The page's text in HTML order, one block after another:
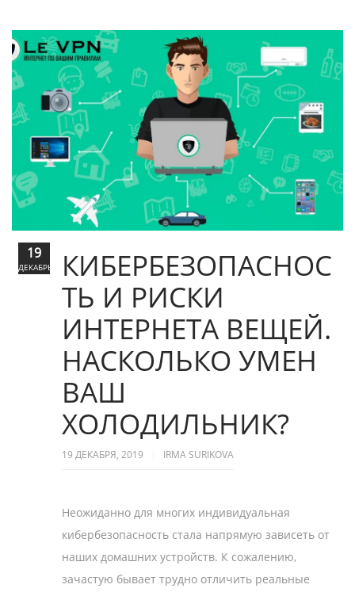
КИБЕРБЕЗОПАСНОС
ТЬ И РИСКИ
ИНТЕРНЕТА ВЕЩЕЙ.
НАСКОЛЬКО УМЕН
ВАШ
ХОЛОДИЛЬНИК?
19 ДЕКАБРЯ, 2019 IRMA SURIKOVA
Неожиданно для многих индивидуальная
кибербезопасность стала напрямую зависеть от
наших домашних устройств. К сожалению,
зачастую бывает трудно отличить реальные
19
ДЕКАБРЬ